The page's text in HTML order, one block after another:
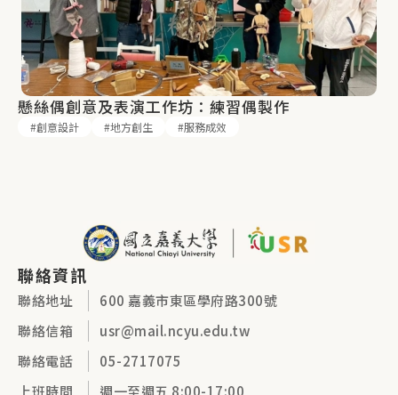
懸絲偶創意及表演工作坊：練習偶製作
創意設計 地方創生 服務成效
聯絡資訊
聯絡地址
600 嘉義市東區學府路300號
聯絡信箱
usr@mail.ncyu.edu.tw
聯絡電話
05-2717075
上班時間
週一至週五 8:00-17:00